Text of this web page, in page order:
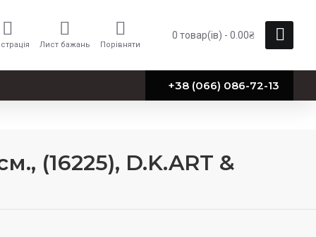
Лист бажань Порівняти
0 товар(ів) - 0.00₴
+38 (066) 086-72-13
(16225), D.K.ART &